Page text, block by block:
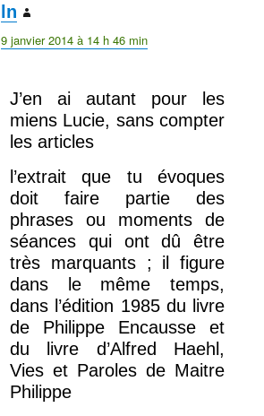
ln
9 janvier 2014 à 14 h 46 min
J’en ai autant pour les
miens Lucie, sans compter
les articles
l’extrait que tu évoques
doit faire partie des
phrases ou moments de
séances qui ont dû être
très marquants ; il figure
dans le même temps,
dans l’édition 1985 du livre
de Philippe Encausse et
du livre d’Alfred Haehl,
Vies et Paroles de Maitre
Philippe